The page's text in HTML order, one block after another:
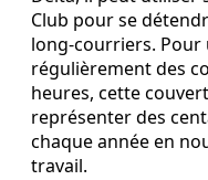
Club pour se
long‑courriers.
régulièrement des
heures, cette
représenter des
chaque année en
travail.